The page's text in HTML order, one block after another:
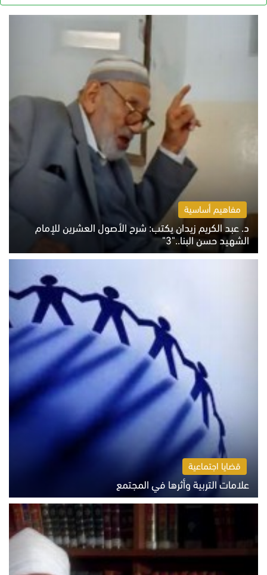
مفاهيم أساسية
د. عبد الكريم زيدان يكتب: شرح الأصول العشرين للإمام
الشهيد حسن البنا.."3"
الثلاثاء 4 أغسطس 2026 01:04 م
قضايا اجتماعية
علامات التربية وأثرها في المجتمع
الثلاثاء 4 أغسطس 2026 12:50 م